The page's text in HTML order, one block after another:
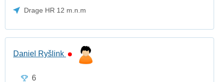
Drage HR 12 m.n.m
Daniel Ryšlink
6